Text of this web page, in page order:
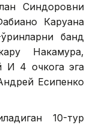
Синдоровни
Каруана
банд
Накамура,
И 4 очкога эга
Есипенко
10-тур